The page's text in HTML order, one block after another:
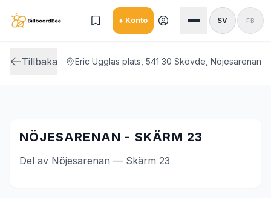
+ Konto SV FB
Tillbaka Eric Ugglas plats, 541 30 Skövde, Nöjesarenan
NÖJESARENAN - SKÄRM 23
Del av Nöjesarenan — Skärm 23